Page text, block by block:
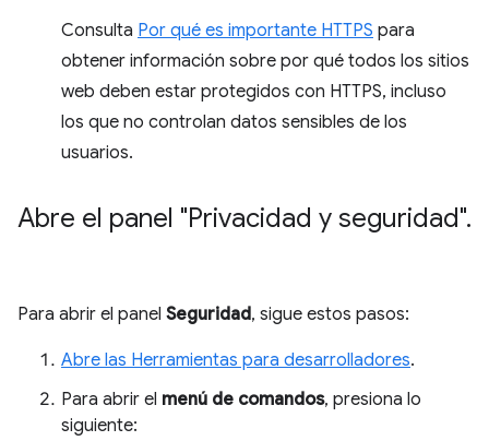
Consulta Por qué es importante HTTPS para
obtener información sobre por qué todos los sitios
web deben estar protegidos con HTTPS, incluso
los que no controlan datos sensibles de los
usuarios.
Abre el panel "Privacidad y seguridad".
Para abrir el panel Seguridad, sigue estos pasos:
Abre las Herramientas para desarrolladores.
Para abrir el menú de comandos, presiona lo
siguiente: